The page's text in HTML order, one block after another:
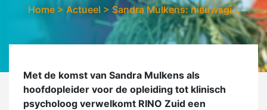
Home>Actueel > Sandra Mulkens: nieuwsgi…
Met de komst van Sandra Mulkens als
hoofdopleider voor de opleiding tot klinisch
psycholoog verwelkomt RINO Zuid een